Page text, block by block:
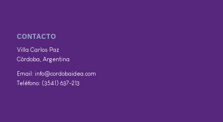
CONTACTO
Villa Carlos Paz
Córdoba, Argentina
Email: info@cordobaidea.com
Teléfono: (3541) 637-213